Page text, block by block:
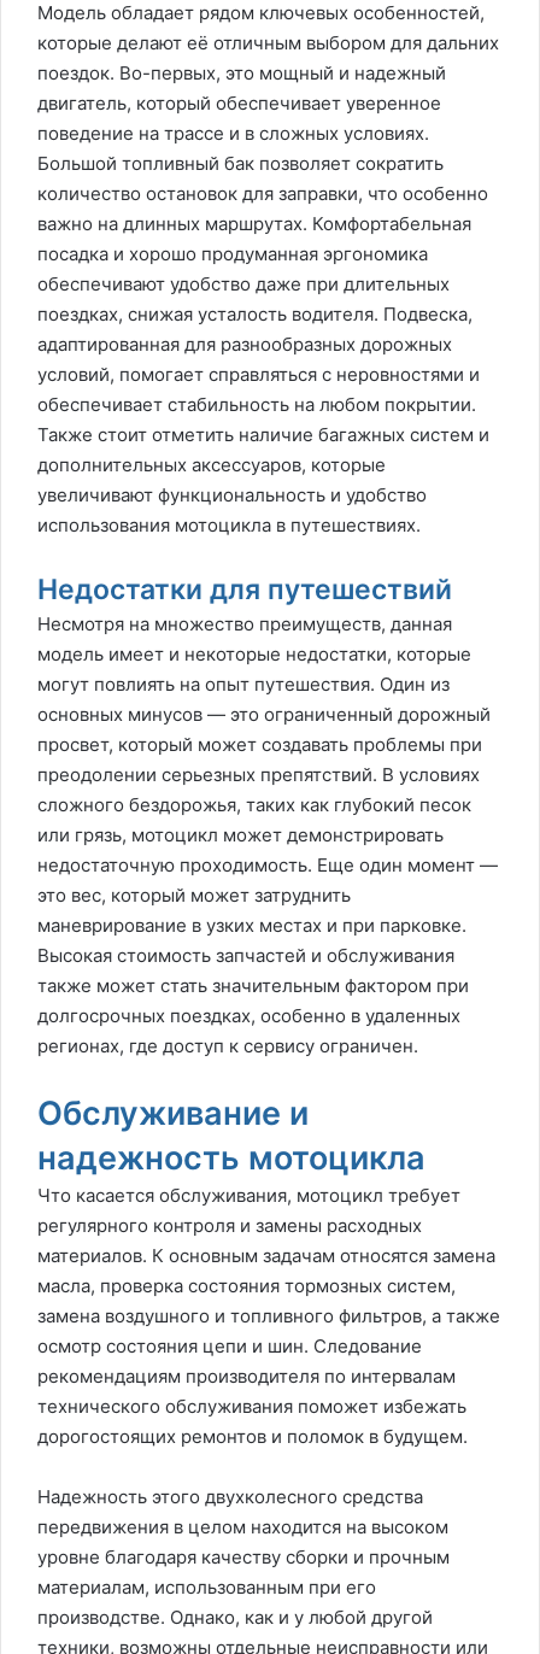
Модель обладает рядом ключевых особенностей,
которые делают её отличным выбором для дальних
поездок. Во-первых, это мощный и надежный
двигатель, который обеспечивает уверенное
поведение на трассе и в сложных условиях.
Большой топливный бак позволяет сократить
количество остановок для заправки, что особенно
важно на длинных маршрутах. Комфортабельная
посадка и хорошо продуманная эргономика
обеспечивают удобство даже при длительных
поездках, снижая усталость водителя. Подвеска,
адаптированная для разнообразных дорожных
условий, помогает справляться с неровностями и
обеспечивает стабильность на любом покрытии.
Также стоит отметить наличие багажных систем и
дополнительных аксессуаров, которые
увеличивают функциональность и удобство
использования мотоцикла в путешествиях.
Недостатки для путешествий
Несмотря на множество преимуществ, данная
модель имеет и некоторые недостатки, которые
могут повлиять на опыт путешествия. Один из
основных минусов — это ограниченный дорожный
просвет, который может создавать проблемы при
преодолении серьезных препятствий. В условиях
сложного бездорожья, таких как глубокий песок
или грязь, мотоцикл может демонстрировать
недостаточную проходимость. Еще один момент —
это вес, который может затруднить
маневрирование в узких местах и при парковке.
Высокая стоимость запчастей и обслуживания
также может стать значительным фактором при
долгосрочных поездках, особенно в удаленных
регионах, где доступ к сервису ограничен.
Обслуживание и
надежность мотоцикла
Что касается обслуживания, мотоцикл требует
регулярного контроля и замены расходных
материалов. К основным задачам относятся замена
масла, проверка состояния тормозных систем,
замена воздушного и топливного фильтров, а также
осмотр состояния цепи и шин. Следование
рекомендациям производителя по интервалам
технического обслуживания поможет избежать
дорогостоящих ремонтов и поломок в будущем.
Надежность этого двухколесного средства
передвижения в целом находится на высоком
уровне благодаря качеству сборки и прочным
материалам, использованным при его
производстве. Однако, как и у любой другой
техники, возможны отдельные неисправности или